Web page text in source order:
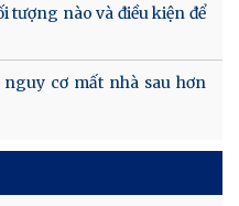
tượng nào và điều kiện để
cơ mất nhà sau hơn